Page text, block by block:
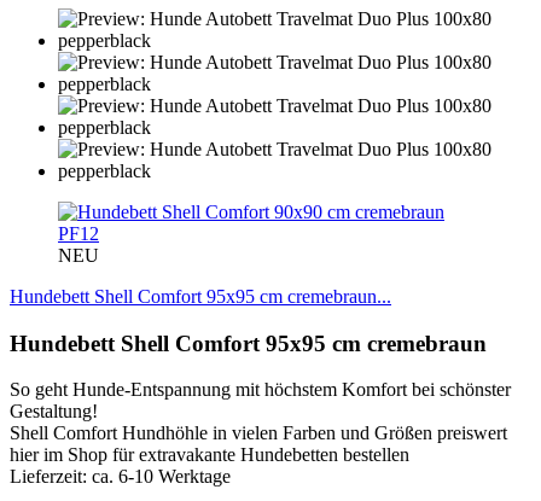
PF12
NEU
Hundebett Shell Comfort 95x95 cm cremebraun...
Hundebett Shell Comfort 95x95 cm cremebraun
So geht Hunde-Entspannung mit höchstem Komfort bei schönster
Gestaltung!
Shell Comfort Hundhöhle in vielen Farben und Größen preiswert
hier im Shop für extravakante Hundebetten bestellen
Lieferzeit: ca. 6-10 Werktage